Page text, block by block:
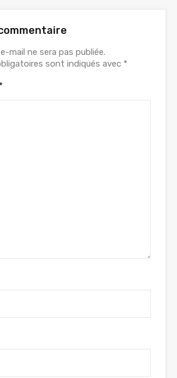
mail ne sera pas publiée.
sont indiqués avec *
*